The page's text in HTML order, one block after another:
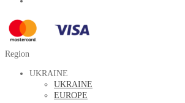
Region
UKRAINE
UKRAINE
EUROPE